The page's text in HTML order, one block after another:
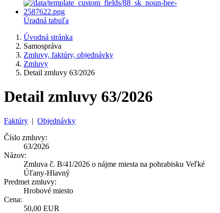
Úradná tabuľa
Úvodná stránka
Samospráva
Zmluvy, faktúry, objednávky
Zmluvy
Detail zmluvy 63/2026
Detail zmluvy 63/2026
Faktúry | Objednávky
Číslo zmluvy:
63/2026
Názov:
Zmluva č. B/41/2026 o nájme miesta na pohrabisku Veľké
Úľany-Hlavný
Predmet zmluvy:
Hrobové miesto
Cena:
50,00 EUR